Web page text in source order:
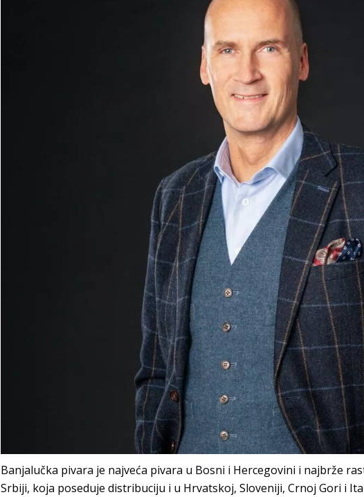
Banjalučka pivara je najveća pivara u Bosni i Hercegovini i najbrže
Srbiji, koja poseduje distribuciju i u Hrvatskoj, Sloveniji, Crnoj Gori i